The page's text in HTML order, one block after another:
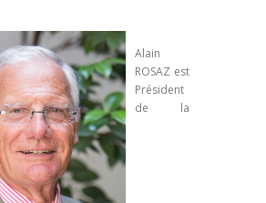
Alain
ROSAZ est
Président
de la